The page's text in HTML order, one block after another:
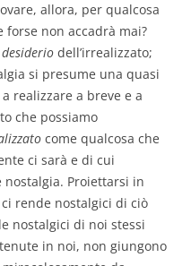
allora, per qualcosa
forse non accadrà mai?
desiderio dell’irrealizzato;
si presume una quasi
realizzare a breve e a
che possiamo
come qualcosa che
ci sarà e di cui
Proiettarsi in
rende nostalgici di ciò
nostalgici di noi stessi
in noi, non giungono